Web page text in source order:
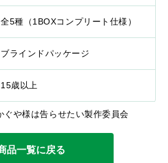
全5種（1BOXコンプリート仕様）
ブラインドパッケージ
15歳以上
や様は告らせたい製作委員会
品一覧に戻る